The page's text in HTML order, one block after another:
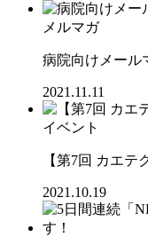
メルマガ
病院向けメール
2021.11.11
イベント
【第7回 カエテ
2021.10.19